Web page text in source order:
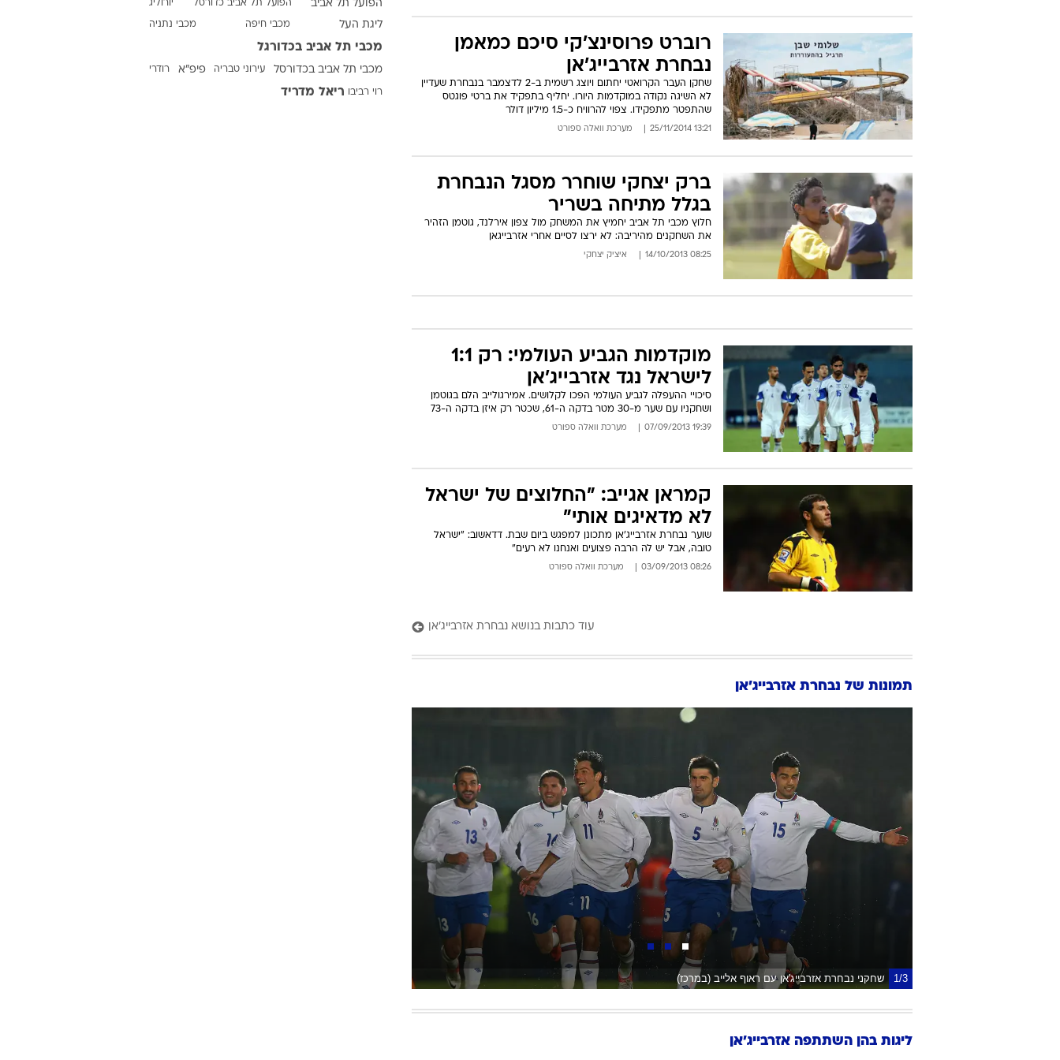
ענפים נוספים
לוח שידורים
החידה של ספורט1
רוברט פרוסינצ'קי סיכם כמאמן
נבחרת אזרבייג'אן
שחקן העבר הקרואטי יחתום ויוצג רשמית ב-2 לדצמבר בנבחרת שעדיין
לא השיגה נקודה במוקדמות היורו. יחליף בתפקיד את ברטי פוגטס
שהתפטר מתפקידו. צפוי להרוויח כ-1.5 מיליון דולר
13:21 25/11/2014 מערכת וואלה ספורט
ברק יצחקי שוחרר מסגל הנבחרת
בגלל מתיחה בשריר
חלוץ מכבי תל אביב יחמיץ את המשחק מול צפון אירלנד, גוטמן הזהיר
את השחקנים מהיריבה: לא ירצו לסיים אחרי אזרבייגאן
08:25 14/10/2013 איציק יצחקי
מוקדמות הגביע העולמי: רק 1:1
לישראל נגד אזרבייג'אן
סיכויי ההעפלה לגביע העולמי הפכו לקלושים. אמירגולייב הלם בגוטמן
ושחקניו עם שער מ-30 מטר בדקה ה-61, שכטר רק איזן בדקה ה-73
19:39 07/09/2013 מערכת וואלה ספורט
קמראן אגייב: "החלוצים של ישראל
לא מדאיגים אותי"
שוער נבחרת אזרבייג'אן מתכונן למפגש ביום שבת. דדאשוב: "ישראל
טובה, אבל יש לה הרבה פצועים ואנחנו לא רעים"
08:26 03/09/2013 מערכת וואלה ספורט
עוד כתבות בנושא נבחרת אזרבייג'אן
תמונות של נבחרת אזרבייג'אן
1/3 שחקני נבחרת אזרבייג'אן עם ראוף אלייב (במרכז)
ליגות בהן השתתפה אזרבייג'אן
הפועל תל אביב הפועל תל אביב כדורסל יורוליג
ליגת העל מכבי חיפה מכבי נתניה
מכבי תל אביב בכדורגל
מכבי תל אביב בכדורסל עירוני טבריה פיפ"א רודרי
רוי רביבו ריאל מדריד